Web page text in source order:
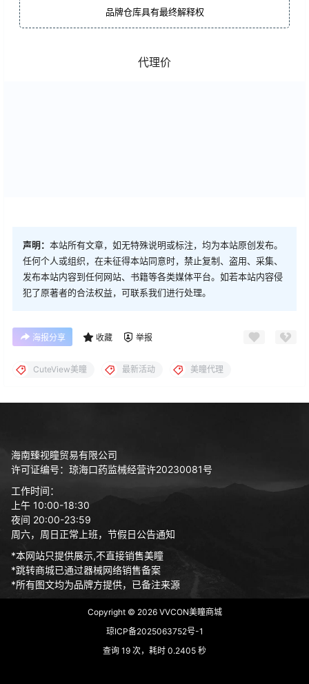
品牌仓库具有最终解释权
代理价
声明： 本站所有文章，如无特殊说明或标注，均为本站原创发布。
任何个人或组织，在未征得本站同意时，禁止复制、盗用、采集、
发布本站内容到任何网站、书籍等各类媒体平台。如若本站内容侵
犯了原著者的合法权益，可联系我们进行处理。
海报分享 收藏 举报
CuteView美瞳 最新活动 美瞳代理
海南臻视瞳贸易有限公司
许可证编号：琼海口药监械经营许20230081号
工作时间：
上午 10:00-18:30
夜间 20:00-23:59
周六，周日正常上班，节假日公告通知
*本网站只提供展示,不直接销售美瞳
*跳转商城已通过器械网络销售备案
*所有图文均为品牌方提供，已备注来源
Copyright © 2026VVCON美瞳商城
琼ICP备2025063752号-1
查询 19 次，耗时 0.2405 秒